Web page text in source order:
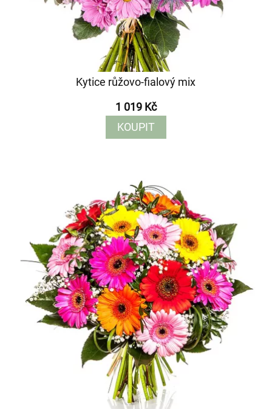
Kytice růžovo-fialový mix
1 019 Kč
KOUPIT